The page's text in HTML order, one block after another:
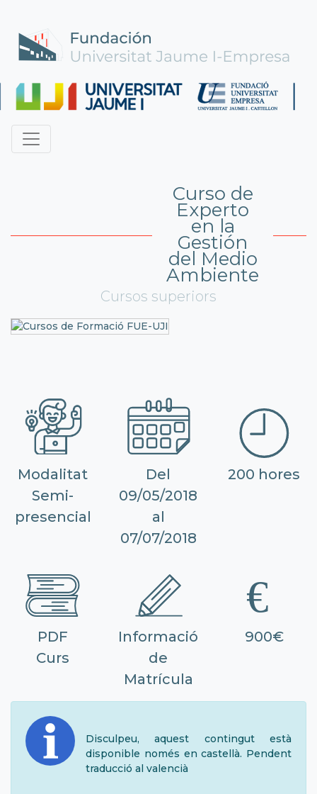
Curso de
Experto
en la
Gestión
del Medio
Ambiente
Cursos superiors
Modalitat
Semi-
presencial
Del
09/05/2018
al
07/07/2018
200 hores
PDF
Curs
Informació
de
Matrícula
900€
Disculpeu, aquest contingut està
disponible només en castellà. Pendent
traducció al valencià